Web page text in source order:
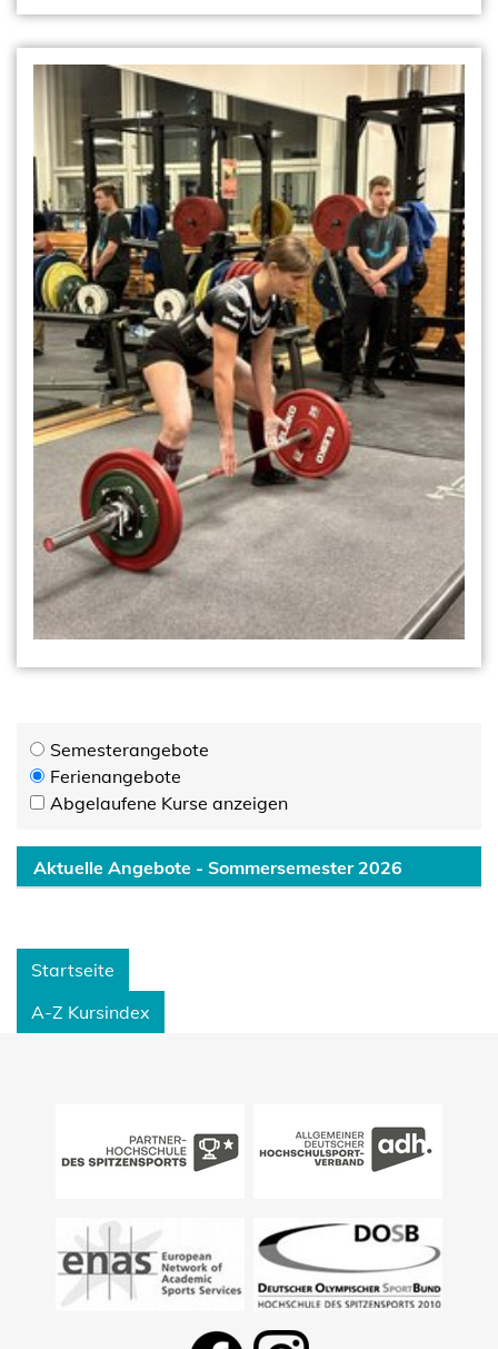
Semesterangebote
Ferienangebote
Abgelaufene Kurse anzeigen
Aktuelle Angebote - Sommersemester 2026
Startseite
A-Z Kursindex